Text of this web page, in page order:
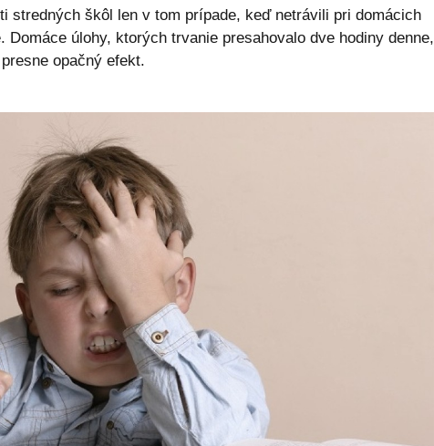
stredných škôl len v tom prípade, keď netrávili pri domácich
Domáce úlohy, ktorých trvanie presahovalo dve hodiny denne,
opačný efekt.